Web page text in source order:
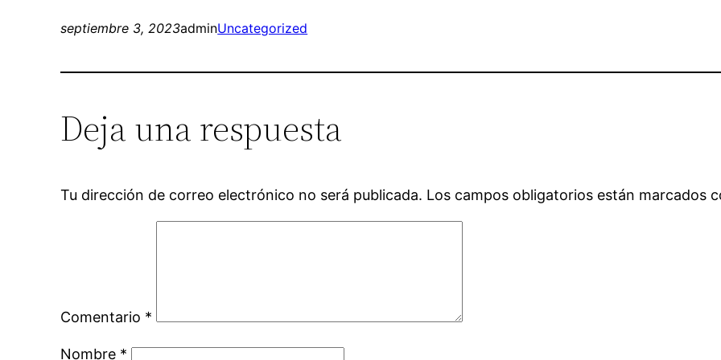
septiembre 3, 2023adminUncategorized
Deja una respuesta
Tu dirección de correo electrónico no será publicada. Los campos obligatorios están marcados
Comentario *
Nombre *